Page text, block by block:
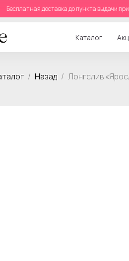
Бесплатная доставка до пункта выдачи
Каталог
Назад Лонгслив